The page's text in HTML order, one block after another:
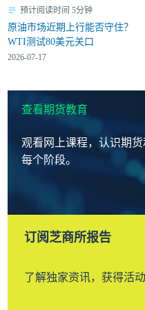
预计阅读时间 5分钟
原油市场近期上行能否守住？
WTI测试80美元关口
2026-07-17
查看期货教育
观看网上课程，认识期
每个阶段。
订阅芝商所报告
了解独家资讯，获得活